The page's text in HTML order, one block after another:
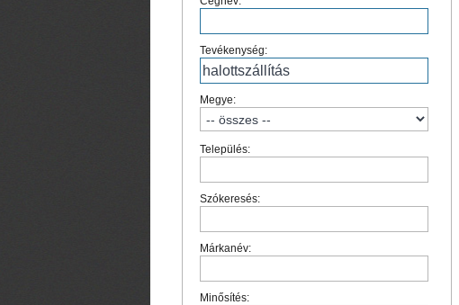
Tevékenység:
Megye:
Település:
Szókeresés:
Márkanév:
Minősítés: